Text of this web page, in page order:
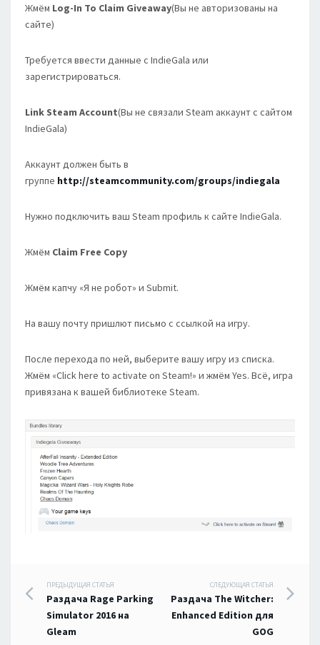
Жмём Log-In To Claim Giveaway(Вы не авторизованы на
сайте)
Требуется ввести данные с IndieGala или
зарегистрироваться.
Link Steam Account(Вы не связали Steam аккаунт с сайтом
IndieGala)
Аккаунт должен быть в
группе http://steamcommunity.com/groups/indiegala
Нужно подключить ваш Steam профиль к сайте IndieGala.
Жмём Claim Free Copy
Жмём капчу «Я не робот» и Submit.
На вашу почту пришлют письмо с ссылкой на игру.
После перехода по ней, выберите вашу игру из списка.
Жмём «Click here to activate on Steam!» и жмём Yes. Всё, игра
привязана к вашей библиотеке Steam.
Навигация
по
ПРЕДЫДУЩАЯ СТАТЬЯ
Раздача Rage Parking
Simulator 2016 на
Gleam
СЛЕДУЮЩАЯ СТАТЬЯ
Раздача The Witcher:
Enhanced Edition для
GOG